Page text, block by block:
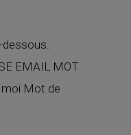
EMAIL MOT
moi Mot de